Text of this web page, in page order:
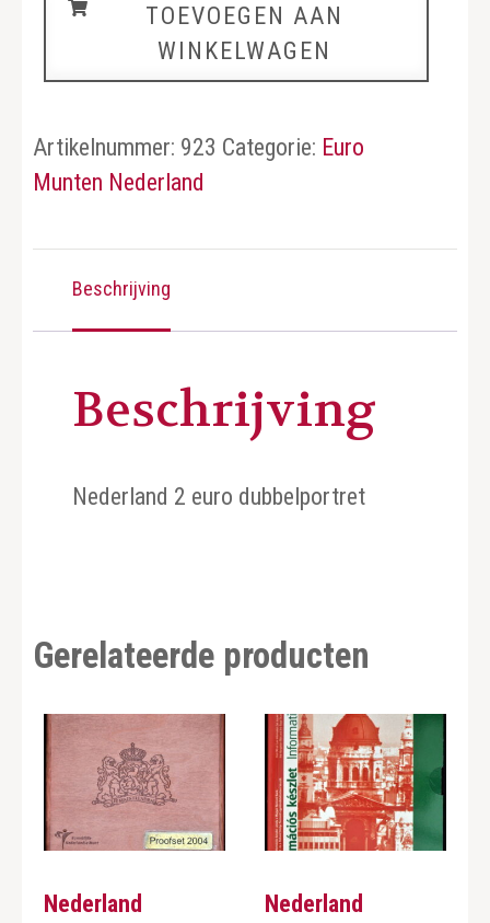
aantal
TOEVOEGEN AAN
WINKELWAGEN
Artikelnummer: 923 Categorie: Euro
Munten Nederland
Beschrijving
Beschrijving
Nederland 2 euro dubbelportret
Gerelateerde producten
Nederland
Nederland